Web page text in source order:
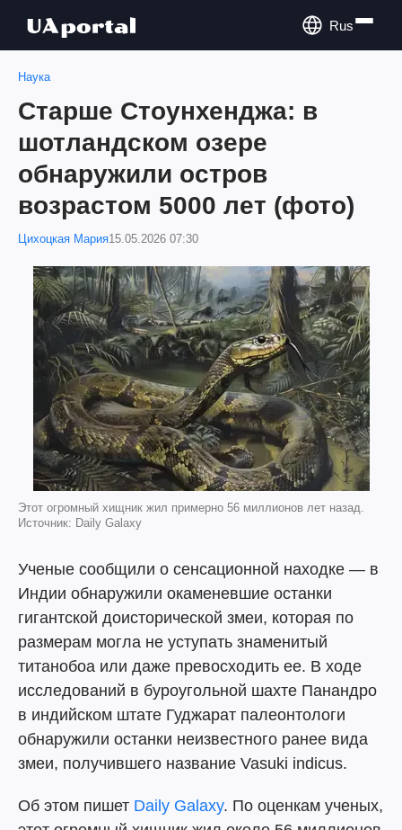
Rus
Наука
Старше Стоунхенджа: в
шотландском озере
обнаружили остров
возрастом 5000 лет (фото)
Цихоцкая Мария15.05.2026 07:30
Этот огромный хищник жил примерно 56 миллионов лет назад.
Источник: Daily Galaxy
Ученые сообщили о сенсационной находке — в
Индии обнаружили окаменевшие останки
гигантской доисторической змеи, которая по
размерам могла не уступать знаменитый
титанобоа или даже превосходить ее. В ходе
исследований в буроугольной шахте Панандро
в индийском штате Гуджарат палеонтологи
обнаружили останки неизвестного ранее вида
змеи, получившего название Vasuki indicus.
Об этом пишет Daily Galaxy. По оценкам ученых,